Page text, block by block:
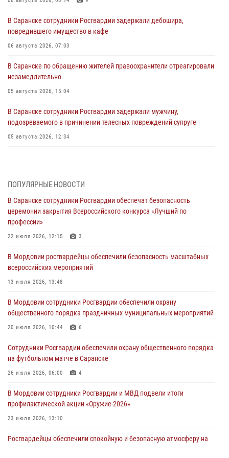
В Саранске сотрудники Росгвардии задержали дебошира,
повредившего имущество в кафе
06 августа 2026, 07:03
В Саранске по обращению жителей правоохранители отреагировали
незамедлительно
05 августа 2026, 15:04
В Саранске сотрудники Росгвардии задержали мужчину,
подозреваемого в причинении телесных повреждений супруге
05 августа 2026, 12:34
05 августа 2026, 09:04 4
Помощь из Мордовии защитникам Отечества: центр лицензионно-
разрешительной работы передал очередную партию вооружения в
зону СВО
04 августа 2026, 11:13
Сотрудники Росгвардии Мордовии стали призерами
республиканских соревнований по служебному шестиборью
04 августа 2026, 08:27
В Саранске росгвардейцы пресекли нарушение правопорядка:
«отдых» на лавочке закончился в отделе полиции
04 августа 2026, 07:06
В Саранске сотрудники Росгвардии задержали гражданина за
нанесение побоев
03 августа 2026, 08:58
ПОПУЛЯРНЫЕ НОВОСТИ
В Саранске сотрудники Росгвардии обеспечат безопасность
церемонии закрытия Всероссийского конкурса «Лучший по
профессии»
22 июля 2026, 12:15 3
В Мордовии росгвардейцы обеспечили безопасность масштабных
всероссийских мероприятий
13 июля 2026, 13:48
В Мордовии сотрудники Росгвардии обеспечили охрану
общественного порядка праздничных муниципальных мероприятий
20 июля 2026, 10:44 6
Сотрудники Росгвардии обеспечили охрану общественного порядка
на футбольном матче в Саранске
26 июля 2026, 06:00 4
В Мордовии сотрудники Росгвардии и МВД подвели итоги
профилактической акции «Оружие‑2026»
23 июля 2026, 13:10
Росгвардейцы обеспечили спокойную и безопасную атмосферу на